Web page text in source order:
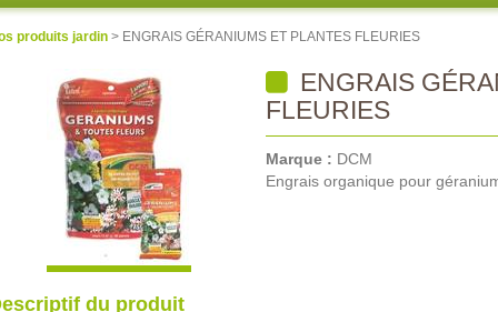
produits jardin > ENGRAIS GÉRANIUMS ET PLANTES FLEURIES
ENGRAIS
FLEURIES
Marque : DCM
Engrais organique pour
du produit